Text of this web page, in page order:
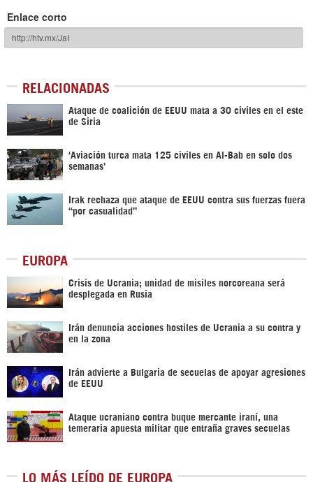
Enlace corto
RELACIONADAS
Ataque de coalición de EEUU mata a 30 civiles en el este
de Siria
‘Aviación turca mata 125 civiles en Al-Bab en solo dos
semanas’
Irak rechaza que ataque de EEUU contra sus fuerzas fuera
“por casualidad”
EUROPA
Crisis de Ucrania; unidad de misiles norcoreana será
desplegada en Rusia
Irán denuncia acciones hostiles de Ucrania a su contra y
en la zona
Irán advierte a Bulgaria de secuelas de apoyar agresiones
de EEUU
Ataque ucraniano contra buque mercante iraní, una
temeraria apuesta militar que entraña graves secuelas
LO MÁS LEÍDO DE EUROPA